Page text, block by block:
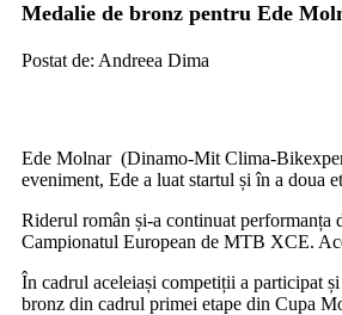
Medalie de bronz pentru Ede
Postat de: Andreea Dima
Ede Molnar (Dinamo-Mit Clima-
eveniment, Ede a luat startul și în a doua
Riderul român și-a continuat performanța
Campionatul European de MTB XCE.
În cadrul aceleiași competiții a participat
bronz din cadrul primei etape din Cupa